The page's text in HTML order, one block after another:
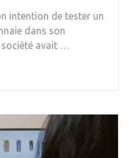
intention de tester un
dans son
société avait …